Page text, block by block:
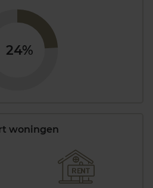
24%
woningen